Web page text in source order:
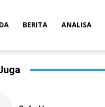
BERITA ANALISA